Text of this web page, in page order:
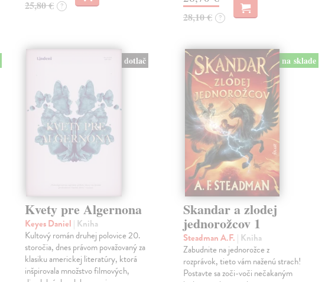
25,80 € ?
28,10 € ?
dotlač
Kvety pre Algernona
Keyes Daniel | Kniha
Kultový román druhej polovice 20.
storočia, dnes právom považovaný za
klasiku americkej literatúry, ktorá
inšpirovala množstvo filmových,
na sklade
Skandar a zlodej
jednorožcov 1
Steadman A.F. | Kniha
Zabudnite na jednorožce z
rozprávok, tieto vám naženú strach!
Postavte sa zoči-voči nečakaným